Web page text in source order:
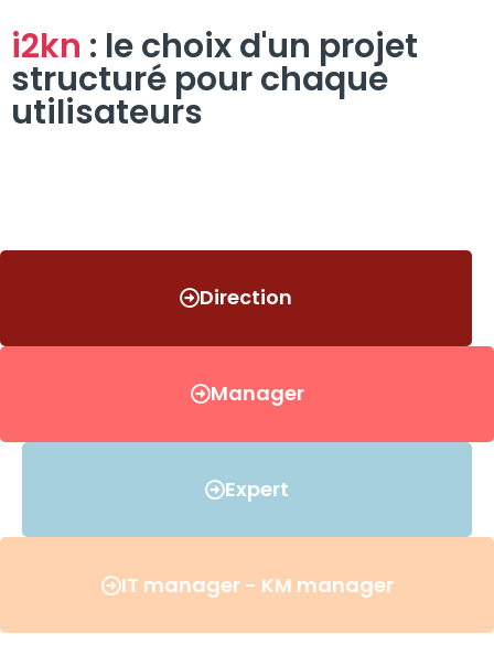
i2kn : le choix d'un projet
structuré pour chaque
utilisateurs
Direction
Manager
Expert
IT manager - KM manager